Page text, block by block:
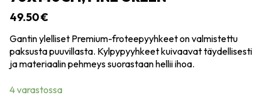
49.50€
Gantin ylelliset Premium-froteepyyhkeet on valmistettu
paksusta puuvillasta. Kylpypyyhkeet kuivaavat täydellisesti
ja materiaalin pehmeys suorastaan hellii ihoa.
4 varastossa